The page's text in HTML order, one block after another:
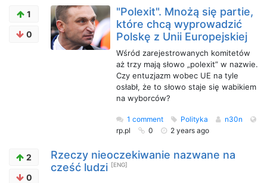
1
0
"Polexit". Mnożą się partie,
które chcą wyprowadzić
Polskę z Unii Europejskiej
Wśród zarejestrowanych komitetów
aż trzy mają słowo „polexit” w nazwie.
Czy entuzjazm wobec UE na tyle
osłabł, że to słowo staje się wabikiem
na wyborców?
1 comment Polityka
n30n
rp.pl
0 2 years ago
2
0
Rzeczy nieoczekiwanie nazwane na
cześć ludzi [ENG]